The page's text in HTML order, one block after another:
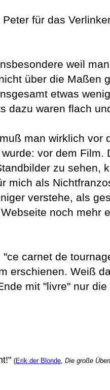
für das
weil
über die Maßen
etwas
dazu waren flach
man wirklich
vor dem
zu sehen,
mich als
verstehe, als
noch mehr
carnet de
erschienen. Weiß
mit "livre" nur
(Erik der Blonde, Die große